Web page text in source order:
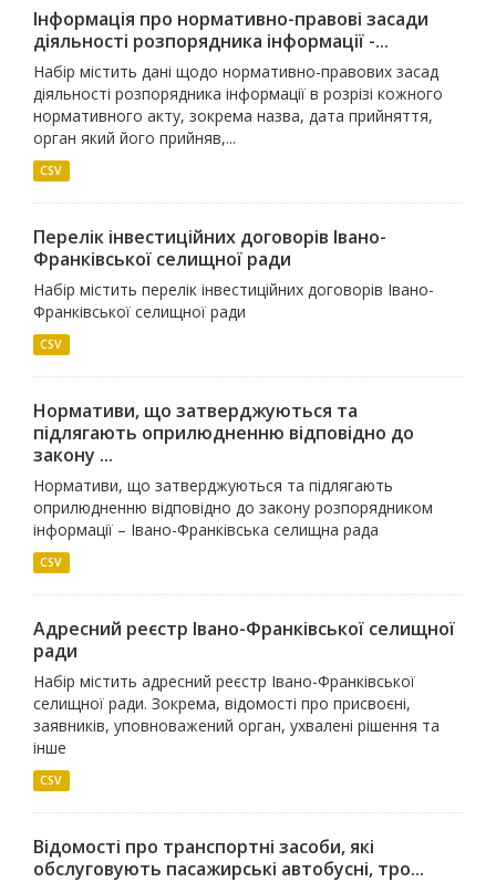
Інформація про нормативно-правові засади
діяльності розпорядника інформації -...
Набір містить дані щодо нормативно-правових засад
діяльності розпорядника інформації в розрізі кожного
нормативного акту, зокрема назва, дата прийняття,
орган який його прийняв,...
CSV
Перелік інвестиційних договорів Івано-
Франківської селищної ради
Набір містить перелік інвестиційних договорів Івано-
Франківської селищної ради
CSV
Нормативи, що затверджуються та
підлягають оприлюдненню відповідно до
закону ...
Нормативи, що затверджуються та підлягають
оприлюдненню відповідно до закону розпорядником
інформації – Івано-Франківська селищна рада
CSV
Адресний реєстр Івано-Франківської селищної
ради
Набір містить адресний реєстр Івано-Франківської
селищної ради. Зокрема, відомості про присвоєні,
заявників, уповноважений орган, ухвалені рішення та
інше
CSV
Відомості про транспортні засоби, які
обслуговують пасажирські автобусні, тро...